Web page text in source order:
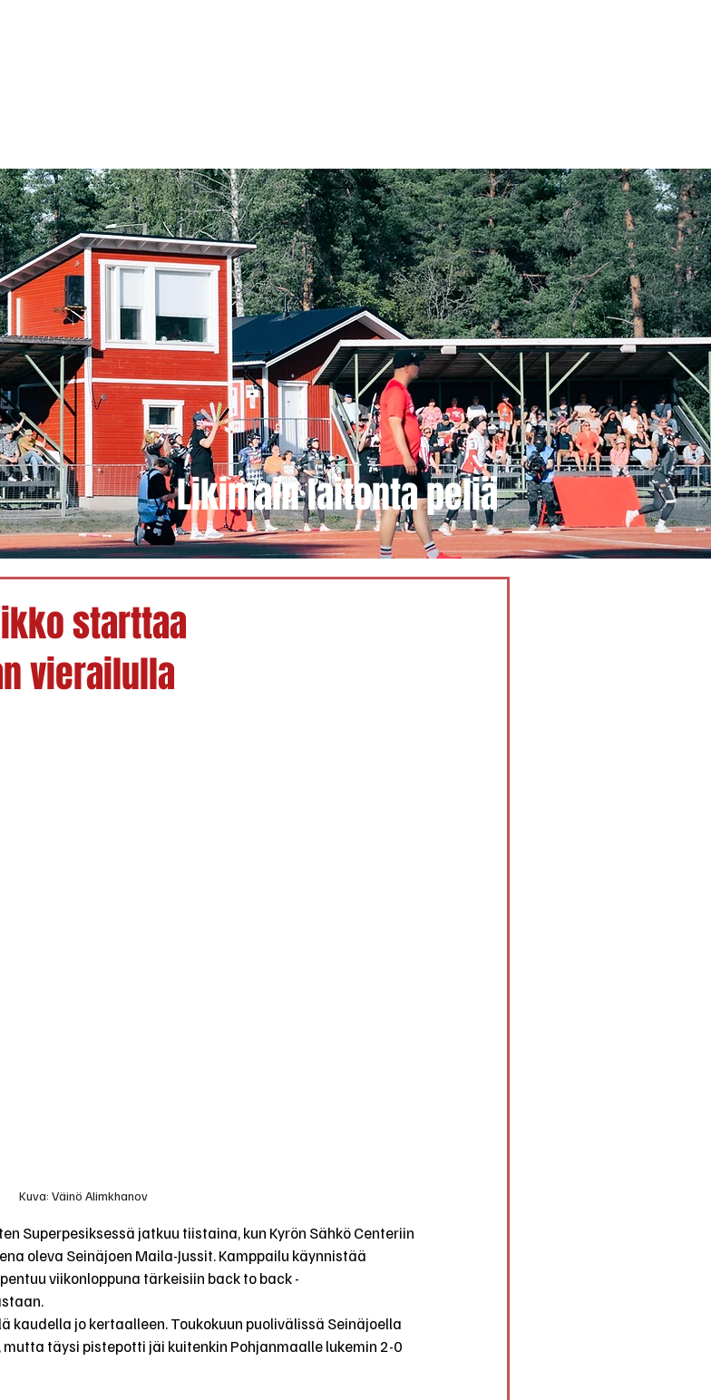
starttaa
vierailulla
Kuva: Väinö Alimkhanov
Superpesiksessä jatkuu tiistaina, kun Kyrön Sähkö Centeriin
oleva Seinäjoen Maila-Jussit. Kamppailu käynnistää
viikonloppuna tärkeisiin back to back -
kaudella jo kertaalleen. Toukokuun puolivälissä Seinäjoella
täysi pistepotti jäi kuitenkin Pohjanmaalle lukemin 2-0
Likimain laitonta peliä